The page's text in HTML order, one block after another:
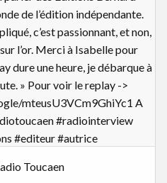
Toucaen